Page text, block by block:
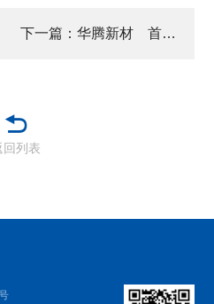
下一篇：华腾新材 首次登陆沧州塑博会 拓展区域合作空间
回列表